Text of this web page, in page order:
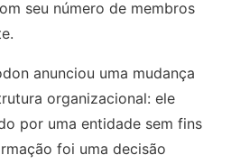
seu número de membros
anunciou uma mudança
organizacional: ele
por uma entidade sem fins
foi uma decisão